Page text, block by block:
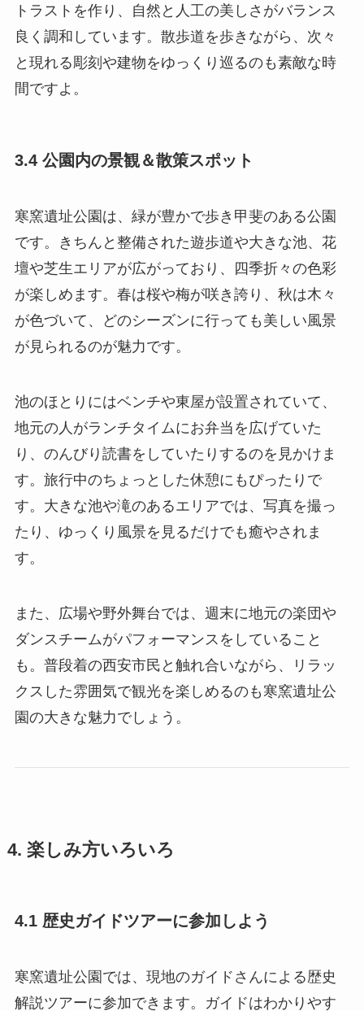
トラストを作り、自然と人工の美しさがバランス
良く調和しています。散歩道を歩きながら、次々
と現れる彫刻や建物をゆっくり巡るのも素敵な時
間ですよ。
3.4 公園内の景観＆散策スポット
寒窯遺址公園は、緑が豊かで歩き甲斐のある公園
です。きちんと整備された遊歩道や大きな池、花
壇や芝生エリアが広がっており、四季折々の色彩
が楽しめます。春は桜や梅が咲き誇り、秋は木々
が色づいて、どのシーズンに行っても美しい風景
が見られるのが魅力です。
池のほとりにはベンチや東屋が設置されていて、
地元の人がランチタイムにお弁当を広げていた
り、のんびり読書をしていたりするのを見かけま
す。旅行中のちょっとした休憩にもぴったりで
す。大きな池や滝のあるエリアでは、写真を撮っ
たり、ゆっくり風景を見るだけでも癒やされま
す。
また、広場や野外舞台では、週末に地元の楽団や
ダンスチームがパフォーマンスをしていること
も。普段着の西安市民と触れ合いながら、リラッ
クスした雰囲気で観光を楽しめるのも寒窯遺址公
園の大きな魅力でしょう。
4. 楽しみ方いろいろ
4.1 歴史ガイドツアーに参加しよう
寒窯遺址公園では、現地のガイドさんによる歴史
解説ツアーに参加できます。ガイドはわかりやす